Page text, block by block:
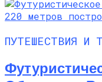
ПУТЕШЕСТВИЯ И